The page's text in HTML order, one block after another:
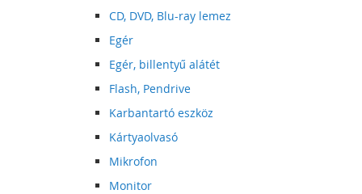
CD, DVD, Blu-ray lemez
Egér
Egér, billentyű alátét
Flash, Pendrive
Karbantartó eszköz
Kártyaolvasó
Mikrofon
Monitor